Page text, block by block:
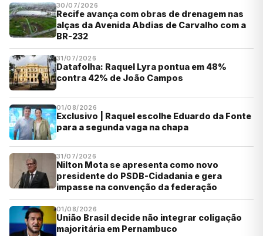
30/07/2026
Recife avança com obras de drenagem nas
alças da Avenida Abdias de Carvalho com a
BR-232
31/07/2026
Datafolha: Raquel Lyra pontua em 48%
contra 42% de João Campos
01/08/2026
Exclusivo | Raquel escolhe Eduardo da Fonte
para a segunda vaga na chapa
31/07/2026
Nilton Mota se apresenta como novo
presidente do PSDB-Cidadania e gera
impasse na convenção da federação
01/08/2026
União Brasil decide não integrar coligação
majoritária em Pernambuco